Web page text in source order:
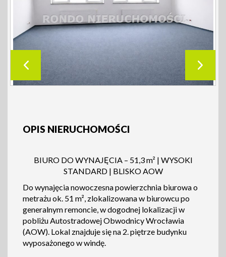
OPIS NIERUCHOMOŚCI
BIURO DO WYNAJĘCIA – 51,3 m² | WYSOKI
STANDARD | BLISKO AOW
Do wynajęcia nowoczesna powierzchnia biurowa o
metrażu ok. 51 m², zlokalizowana w biurowcu po
generalnym remoncie, w dogodnej lokalizacji w
pobliżu Autostradowej Obwodnicy Wrocławia
(AOW). Lokal znajduje się na 2. piętrze budynku
wyposażonego w windę.